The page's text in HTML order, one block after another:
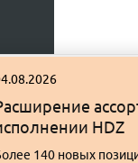
HDZ
140 новых